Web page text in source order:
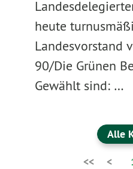
heute
Landesvorstand
90/Die Grünen
Gewählt sind: …
Alle
<<
<